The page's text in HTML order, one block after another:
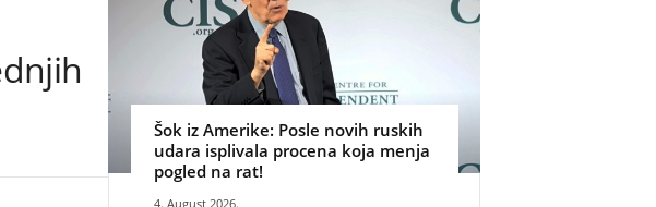
Šok iz Amerike: Posle novih ruskih
udara isplivala procena koja menja
pogled na rat!
4. August 2026.